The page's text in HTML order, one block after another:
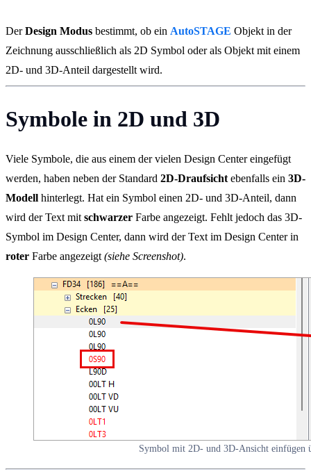
DerDesign Modus bestimmt, ob ein AutoSTAGE Objekt in der
Zeichnung ausschließlich als 2D Symbol oder als Objekt mit einem
2D- und 3D-Anteil dargestellt wird.
Symbole in 2D und 3D
Viele Symbole, die aus einem der vielen Design Center eingefügt
werden, haben neben der Standard 2D-Draufsicht ebenfalls ein 3D-
Modell hinterlegt. Hat ein Symbol einen 2D- und 3D-Anteil, dann
wird der Text mit schwarzer Farbe angezeigt. Fehlt jedoch das 3D-
Symbol im Design Center, dann wird der Text im Design Center in
roter Farbe angezeigt (siehe Screenshot).
Symbol mit 2D- und 3D-Ansicht einfügen